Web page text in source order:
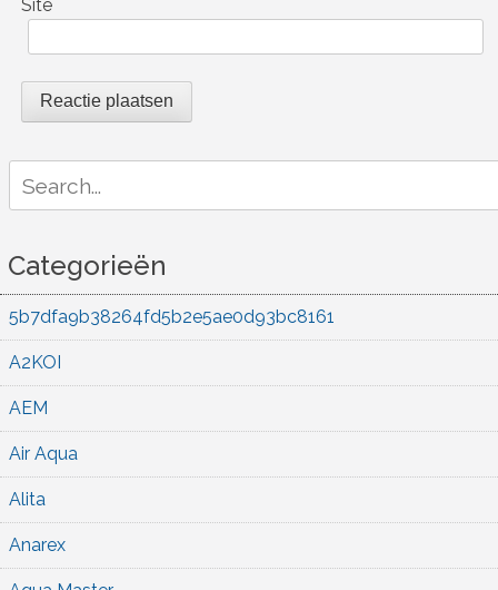
Site
for:
Categorieën
5b7dfa9b38264fd5b2e5ae0d93bc8161
A2KOI
AEM
Air Aqua
Alita
Anarex